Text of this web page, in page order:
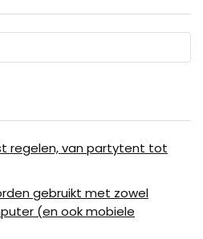
regelen, van partytent tot
gebruikt met zowel
(en ook mobiele